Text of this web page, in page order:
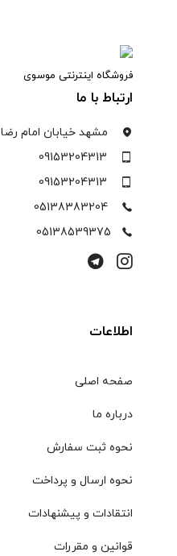
فروشگاه اینترنتی موسوی
ارتباط با ما
مشهد خیابان امام رضا
09153204313
09153204313
05138383204
05138539375
اطلاعات
صفحه اصلی
درباره ما
نحوه ثبت سفارش
نحوه ارسال و پرداخت
انتقادات و پیشنهادات
قوانین و مقررات